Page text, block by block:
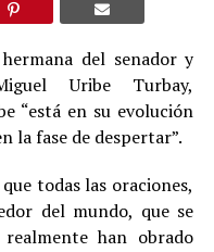
del senador y
Uribe Turbay,
“está en su evolución
la fase de despertar”.
todas las oraciones,
del mundo, que se
han obrado